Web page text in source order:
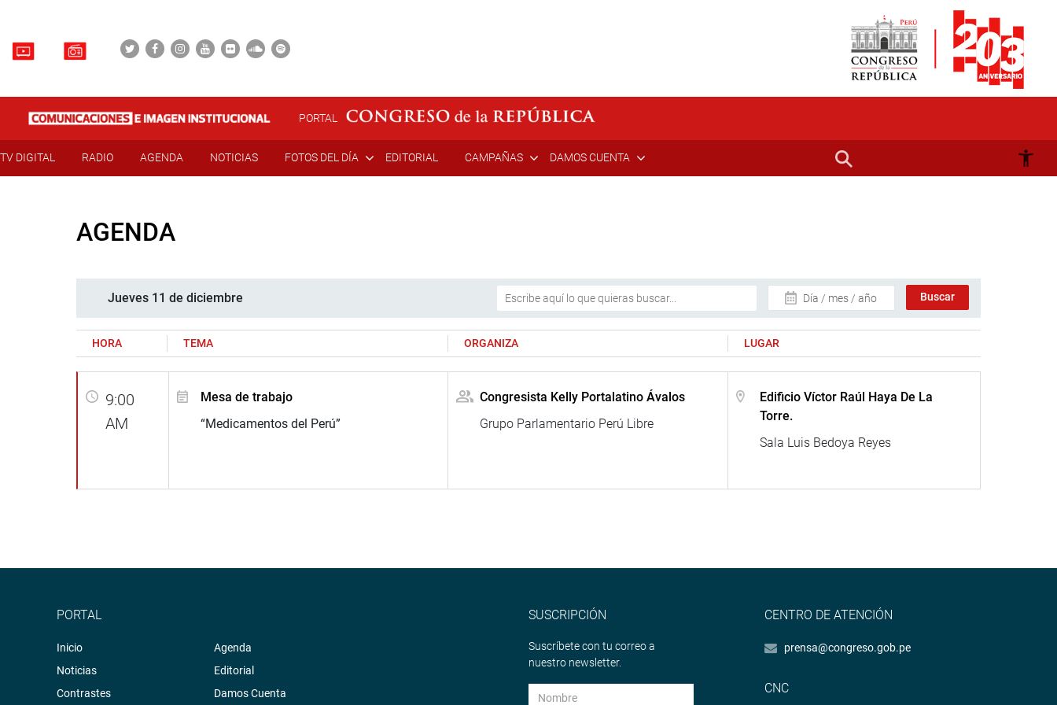
PORTAL
TV DIGITAL RADIO AGENDA NOTICIAS FOTOS DEL DÍA EDITORIAL CAMPAÑAS DAMOS CUENTA
AGENDA
Jueves 11 de diciembre Día / mes / año
HORA TEMA ORGANIZA LUGAR
9:00
AM
Mesa de trabajo
“Medicamentos del Perú”
Congresista Kelly Portalatino Ávalos
Grupo Parlamentario Perú Libre
Edificio Víctor Raúl Haya De La
Torre.
Sala Luis Bedoya Reyes
PORTAL
Inicio
Noticias
Contrastes
Agenda
Editorial
Damos Cuenta
SUSCRIPCIÓN
Suscríbete con tu correo a
nuestro newsletter.
CENTRO DE ATENCIÓN
prensa@congreso.gob.pe
CNC